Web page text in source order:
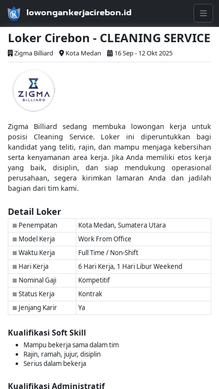
lowongankerjacirebon.id
Loker Cirebon - CLEANING SERVICE
Zigma Billiard Kota Medan 16 Sep - 12 Okt 2025
Zigma Billiard sedang membuka lowongan kerja untuk
posisi Cleaning Service. Loker ini diperuntukkan bagi
kandidat yang teliti, rajin, dan mampu menjaga kebersihan
serta kenyamanan area kerja. Jika Anda memiliki etos kerja
yang baik, disiplin, dan siap mendukung operasional
perusahaan, segera kirimkan lamaran Anda dan jadilah
bagian dari tim kami.
Detail Loker
■ Penempatan Kota Medan, Sumatera Utara
■ Model Kerja Work From Office
■ Waktu Kerja Full Time / Non-Shift
■ Hari Kerja 6 Hari Kerja, 1 Hari Libur Weekend
■ Nominal Gaji Kompetitif
■ Status Kerja Kontrak
■ Jenjang Karir Ya
Kualifikasi Soft Skill
Mampu bekerja sama dalam tim
Rajin, ramah, jujur, disiplin
Serius dalam bekerja
Kualifikasi Administratif